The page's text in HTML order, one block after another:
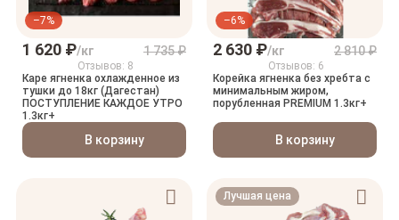
–7%
1 620 ₽/кг 1 735 ₽
Отзывов: 8
Каре ягненка охлажденное из
тушки до 18кг (Дагестан)
ПОСТУПЛЕНИЕ КАЖДОЕ УТРО
1.3кг+
В корзину
–6%
2 630 ₽/кг 2 810 ₽
Отзывов: 6
Корейка ягненка без хребта с
минимальным жиром,
порубленная PREMIUM 1.3кг+
В корзину
Лучшая цена